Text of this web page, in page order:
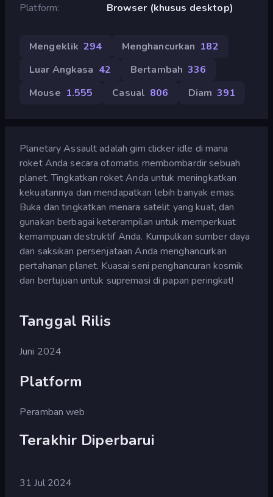
Platform
Browser (khusus desktop)
Mengeklik 294 Menghancurkan 182
Luar Angkasa 42 Bertambah 336
Mouse 1.555 Casual 806 Diam 391
Planetary Assault adalah gim clicker idle di mana
roket Anda secara otomatis membombardir sebuah
planet. Tingkatkan roket Anda untuk meningkatkan
kekuatannya dan mendapatkan lebih banyak emas.
Buka dan tingkatkan menara satelit yang kuat, dan
gunakan berbagai keterampilan untuk memperkuat
kemampuan destruktif Anda. Kumpulkan sumber daya
dan saksikan persenjataan Anda menghancurkan
pertahanan planet. Kuasai seni penghancuran kosmik
dan bertujuan untuk supremasi di papan peringkat!
Tanggal Rilis
Juni 2024
Platform
Peramban web
Terakhir Diperbarui
31 Jul 2024